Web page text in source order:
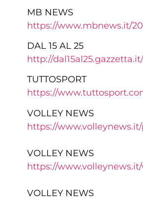
MB NEWS
https://www.mbnews.it/
DAL 15 AL 25
http://
TUTTOSPORT
https://
VOLLEY NEWS
https://
VOLLEY NEWS
https://
VOLLEY NEWS